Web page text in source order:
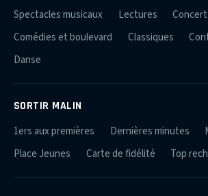
Spectacles musicaux
Lectures
Comédies et boulevard
Classiques
Danse
SORTIR MALIN
1ers aux premières Dernières minutes
Place Jeunes
Carte de fidélité Top